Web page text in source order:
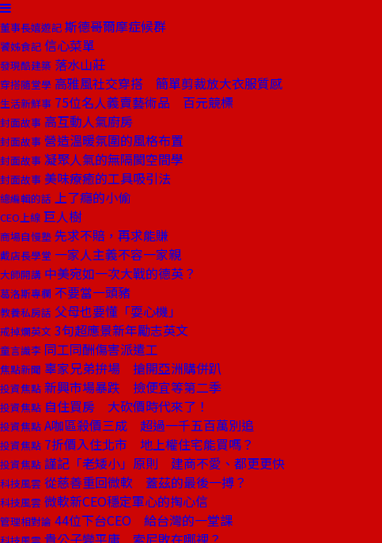
董事長嬉遊記 斯德哥爾摩症候群
饕姊食記 信心菜單
發現酷建築 落水山莊
穿搭隨堂學 高雅風社交穿搭 簡單剪裁放大衣服質感
生活新鮮事 75位名人義賣藝術品 百元競標
封面故事 高互動人氣廚房
封面故事 營造溫暖氛圍的風格布置
封面故事 凝聚人氣的無隔閡空間學
封面故事 美味療癒的工具吸引法
總編輯的話 上了癮的小偷
CEO上線 巨人樹
商場自慢塾 先求不賠，再求能賺
戴店長學堂 一家人主義不容一家親
大師開講 中美宛如一次大戰的德英？
葛洛斯專欄 不要當一頭豬
教養私房話 父母也要懂「耍心機」
戒掉爛英文 3句超應景新年勵志英文
童言識李 同工同酬傷害派遣工
焦點新聞 辜家兄弟拚場 搶開亞洲購併趴
投資焦點 新興市場暴跌 撿便宜等第二季
投資焦點 自住買房 大砍價時代來了！
投資焦點 A咖區殺價三成 超過一千五百萬別追
投資焦點 7折價入住北市 地上權住宅能買嗎？
投資焦點 謹記「老矮小」原則 建商不愛、都更更快
科技風雲 從慈善重回微軟 蓋茲的最後一搏？
科技風雲 微軟新CEO穩定軍心的掏心信
管理相對論 44位下台CEO 給台灣的一堂課
貴公子變平庸 索尼敗在哪裡？